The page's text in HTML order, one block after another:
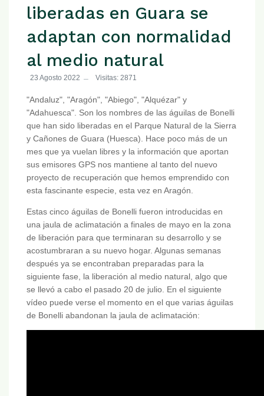
liberadas en Guara se
adaptan con normalidad
al medio natural
23 Agosto 2022 Visitas: 2871
"Andaluz", "Aragón", "Abiego", "Alquézar" y
"Adahuesca". Son los nombres de las águilas de Bonelli
que han sido liberadas en el Parque Natural de la Sierra
y Cañones de Guara (Huesca). Hace poco más de un
mes que ya vuelan libres y la información que aportan
sus emisores GPS nos mantiene al tanto del nuevo
proyecto de recuperación que hemos emprendido con
esta fascinante especie, esta vez en Aragón.
Estas cinco águilas de Bonelli fueron introducidas en
una jaula de aclimatación a finales de mayo en la zona
de liberación para que terminaran su desarrollo y se
acostumbraran a su nuevo hogar. Algunas semanas
después ya se encontraban preparadas para la
siguiente fase, la liberación al medio natural, algo que
se llevó a cabo el pasado 20 de julio. En el siguiente
vídeo puede verse el momento en el que varias águilas
de Bonelli abandonan la jaula de aclimatación: